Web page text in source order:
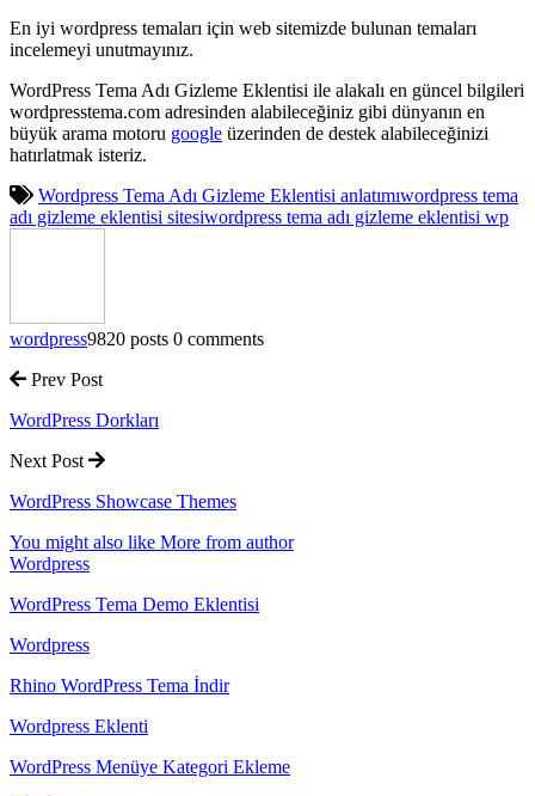
En iyi wordpress temaları için web sitemizde bulunan temaları
incelemeyi unutmayınız.
WordPress Tema Adı Gizleme Eklentisi ile alakalı en güncel bilgileri
wordpresstema.com adresinden alabileceğiniz gibi dünyanın en
büyük arama motoru google üzerinden de destek alabileceğinizi
hatırlatmak isteriz.
Wordpress Tema Adı Gizleme Eklentisi anlatımıwordpress tema
adı gizleme eklentisi sitesiwordpress tema adı gizleme eklentisi wp
wordpress9820 posts 0 comments
Prev Post
WordPress Dorkları
Next Post
WordPress Showcase Themes
You might also like More from author
Wordpress
WordPress Tema Demo Eklentisi
Wordpress
Rhino WordPress Tema İndir
Wordpress Eklenti
WordPress Menüye Kategori Ekleme